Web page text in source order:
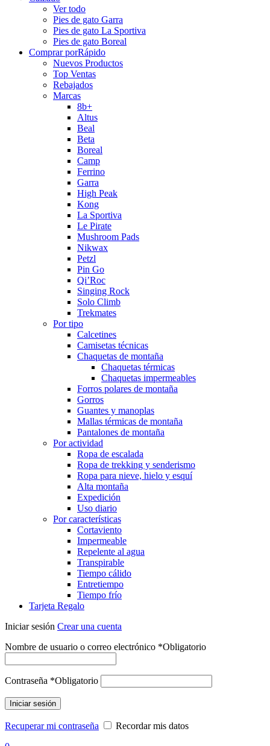
Ver todo
Pies de gato Garra
Pies de gato La Sportiva
Pies de gato Boreal
Comprar porRápido
Nuevos Productos
Top Ventas
Rebajados
Marcas
8b+
Altus
Beal
Beta
Boreal
Camp
Ferrino
Garra
High Peak
Kong
La Sportiva
Le Pirate
Mushroom Pads
Nikwax
Petzl
Pin Go
Qi’Roc
Singing Rock
Solo Climb
Trekmates
Por tipo
Calcetines
Camisetas técnicas
Chaquetas de montaña
Chaquetas térmicas
Chaquetas impermeables
Forros polares de montaña
Gorros
Guantes y manoplas
Mallas térmicas de montaña
Pantalones de montaña
Por actividad
Ropa de escalada
Ropa de trekking y senderismo
Ropa para nieve, hielo y esquí
Alta montaña
Expedición
Uso diario
Por características
Cortaviento
Impermeable
Repelente al agua
Transpirable
Tiempo cálido
Entretiempo
Tiempo frío
Tarjeta Regalo
Iniciar sesión Crear una cuenta
Nombre de usuario o correo electrónico *Obligatorio
Contraseña *Obligatorio
Iniciar sesión
Recuperar mi contraseña
Recordar mis datos